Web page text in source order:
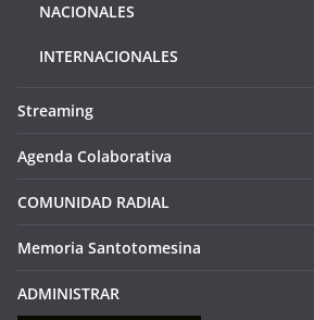
NACIONALES
INTERNACIONALES
Streaming
Agenda Colaborativa
COMUNIDAD RADIAL
Memoria Santotomesina
ADMINISTRAR